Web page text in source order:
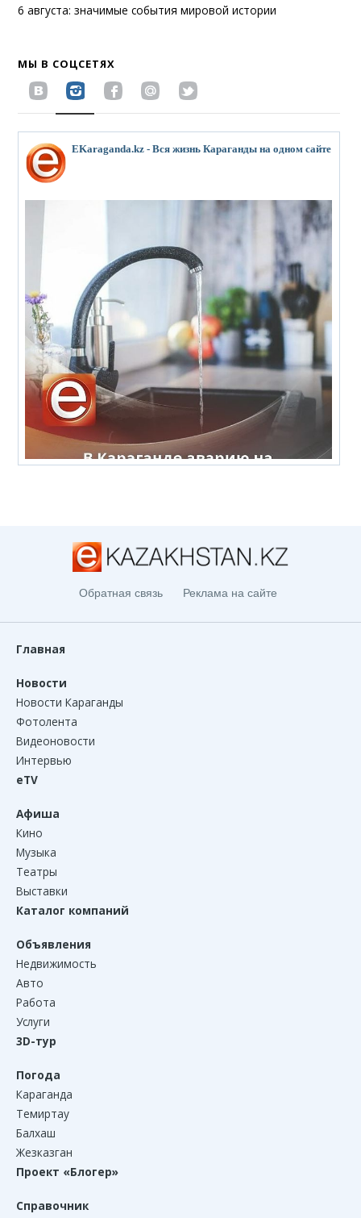
6 августа: значимые события мировой истории
МЫ В СОЦСЕТЯХ
EKaraganda.kz - Вся жизнь Караганды на одном сайте
Обратная связь Реклама на сайте
Главная
Новости
Новости Караганды
Фотолента
Видеоновости
Интервью
eTV
Афиша
Кино
Музыка
Театры
Выставки
Каталог компаний
Объявления
Недвижимость
Авто
Работа
Услуги
3D-тур
Погода
Караганда
Темиртау
Балхаш
Жезказган
Проект «Блогер»
Справочник